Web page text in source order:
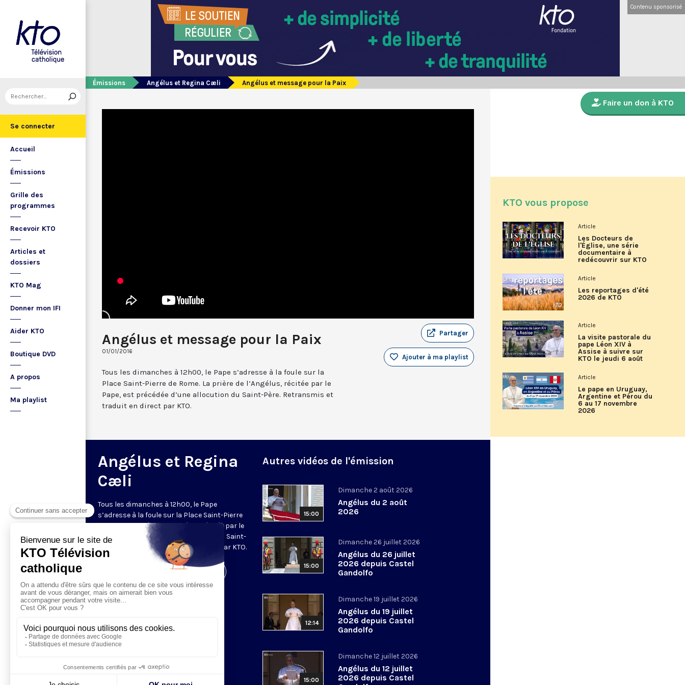
Se connecter
Accueil
Émissions
Grille des
programmes
Recevoir KTO
Articles et
dossiers
KTO Mag
Donner mon IFI
Aider KTO
Boutique DVD
A propos
Ma playlist
Contenu sponsorisé
Émissions Angélus et Regina Cæli Angélus et message pour la Paix
Angélus et message pour la Paix
01/01/2016
Partager
Ajouter à ma playlist
Tous les dimanches à 12h00, le Pape s’adresse à la foule sur la
Place Saint-Pierre de Rome. La prière de l’Angélus, récitée par le
Pape, est précédée d’une allocution du Saint-Père. Retransmis et
traduit en direct par KTO.
Angélus et Regina
Cæli
Tous les dimanches à 12h00, le Pape
s’adresse à la foule sur la Place Saint-Pierre
de Rome. La prière de l’Angélus, récitée par le
Pape, est précédée d’une allocution du Saint-
Père. Retransmis et traduit en direct par KTO.
Visiter la page de l'émission
Autres vidéos de l'émission
15:00
Dimanche 2 août 2026
Angélus du 2 août
2026
15:00
Dimanche 26 juillet 2026
Angélus du 26 juillet
2026 depuis Castel
Gandolfo
12:14
Dimanche 19 juillet 2026
Angélus du 19 juillet
2026 depuis Castel
Gandolfo
15:00
Dimanche 12 juillet 2026
Angélus du 12 juillet
2026 depuis Castel
Faire un don à KTO
KTO vous propose
Article
Les Docteurs de
l'Église, une série
documentaire à
redécouvrir sur KTO
Article
Les reportages d'été
2026 de KTO
Article
La visite pastorale du
pape Léon XIV à
Assise à suivre sur
KTO le jeudi 6 août
Article
Le pape en Uruguay,
Argentine et Pérou du
6 au 17 novembre
2026